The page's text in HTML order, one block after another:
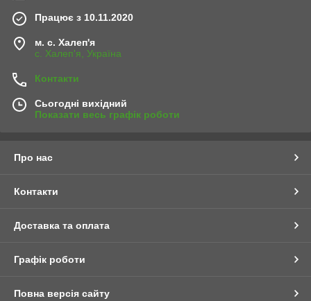
Працює з 10.11.2020
м. с. Халеп'я
с. Халеп'я, Україна
Контакти
Сьогодні вихідний
Показати весь графік роботи
Про нас
Контакти
Доставка та оплата
Графік роботи
Повна версія сайту